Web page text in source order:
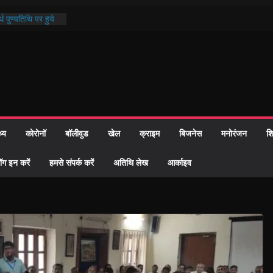
पुण्यतिथि पर हुये
हुआ 26 यूनिट
की तत्परता:
कोरोनॉ बॉलीवुड खेल क्राइम बिजनेस मनोरंजन
इन करें हमसे संपर्क करें अतिथि लेख आर्काइव